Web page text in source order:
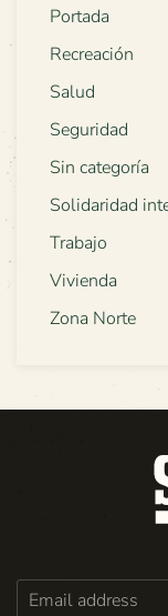
Portada
Recreación
Salud
Seguridad
Sin categoría
Solidaridad
Trabajo
Vivienda
Zona Norte